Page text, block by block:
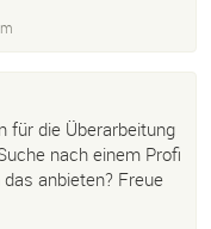
für die Überarbeitung
nach einem Profi
das anbieten? Freue